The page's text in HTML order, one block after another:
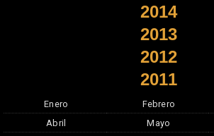
2014
2013
2012
2011
Enero Febrero
Abril
Mayo